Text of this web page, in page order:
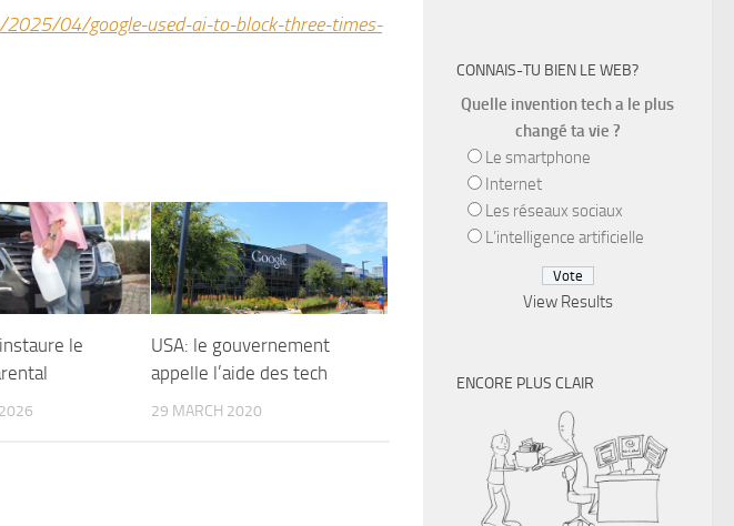
04/google-used-ai-to-block-three-times-
le
USA: le gouvernement
appelle l’aide des tech
29 MARCH 2020
CONNAIS-TU BIEN LE WEB?
Quelle invention tech a le plus
changé ta vie ?
Le smartphone
Internet
Les réseaux sociaux
L’intelligence artificielle
View Results
ENCORE PLUS CLAIR